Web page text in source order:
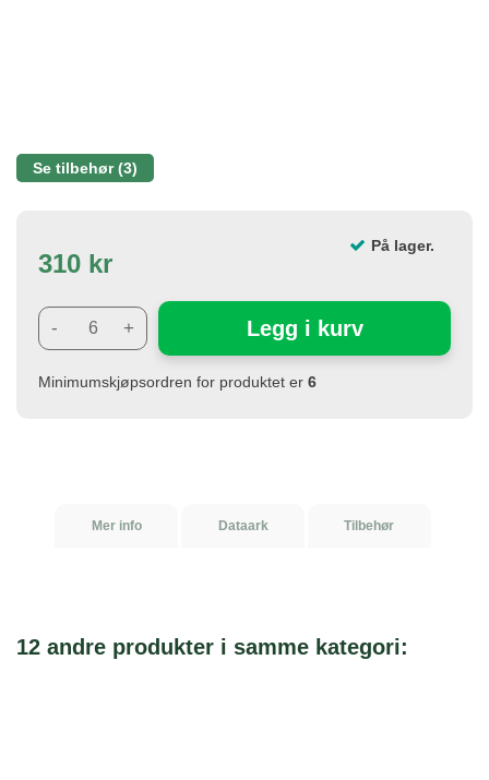
Se tilbehør (3)
På lager.
310 kr
- + Legg i kurv
Minimumskjøpsordren for produktet er 6
Mer info Dataark Tilbehør
12 andre produkter i samme kategori: